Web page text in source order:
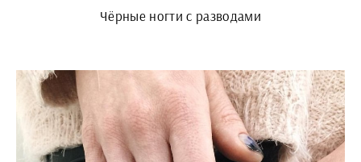
Чёрные ногти с разводами